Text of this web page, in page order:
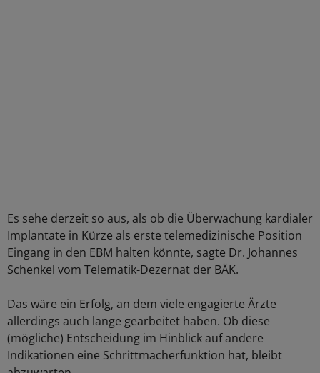
Es sehe derzeit so aus, als ob die Überwachung kardialer
Implantate in Kürze als erste telemedizinische Position
Eingang in den EBM halten könnte, sagte Dr. Johannes
Schenkel vom Telematik-Dezernat der BÄK.
Das wäre ein Erfolg, an dem viele engagierte Ärzte
allerdings auch lange gearbeitet haben. Ob diese
(mögliche) Entscheidung im Hinblick auf andere
Indikationen eine Schrittmacherfunktion hat, bleibt